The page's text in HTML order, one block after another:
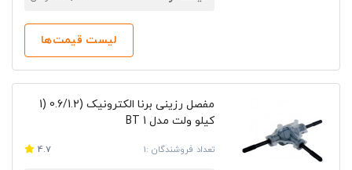
لیست قیمت‌ها
مفصل رزینی برنا الکترونیک (2.‎1) 0.6/1‎
کیلو ولت مدل BT 1
تعداد فروشندگان :1 4.7